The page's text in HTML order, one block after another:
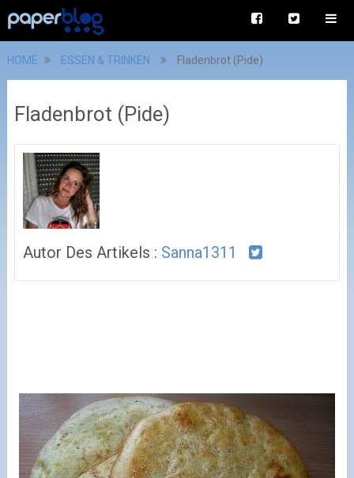
HOME ESSEN & TRINKEN Fladenbrot (Pide)
Fladenbrot (Pide)
Autor Des Artikels : Sanna1311